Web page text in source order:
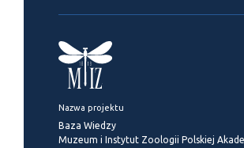
Nazwa projektu
Baza Wiedzy
Muzeum i Instytut Zoologii Polskiej